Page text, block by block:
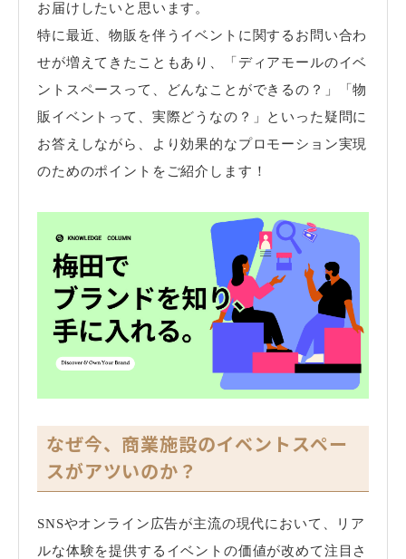
お届けしたいと思います。
特に最近、物販を伴うイベントに関するお問い合わ
せが増えてきたこともあり、「ディアモールのイベ
ントスペースって、どんなことができるの？」「物
販イベントって、実際どうなの？」といった疑問に
お答えしながら、より効果的なプロモーション実現
のためのポイントをご紹介します！
なぜ今、商業施設のイベントスペー
スがアツいのか？
SNSやオンライン広告が主流の現代において、リア
ルな体験を提供するイベントの価値が改めて注目さ